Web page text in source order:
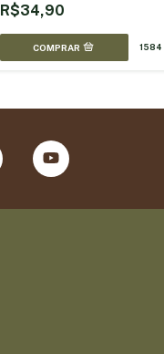
R$34,90
1584